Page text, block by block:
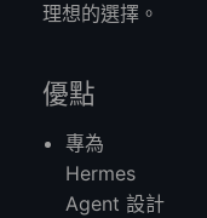
理想的選擇。
優點
專為
Hermes
Agent 設計